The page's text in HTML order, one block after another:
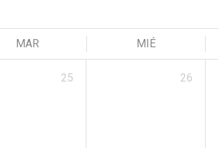
MAR MIÉ
25 26